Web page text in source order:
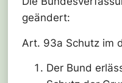
geändert:
Art. 93a Schutz im
Der Bund